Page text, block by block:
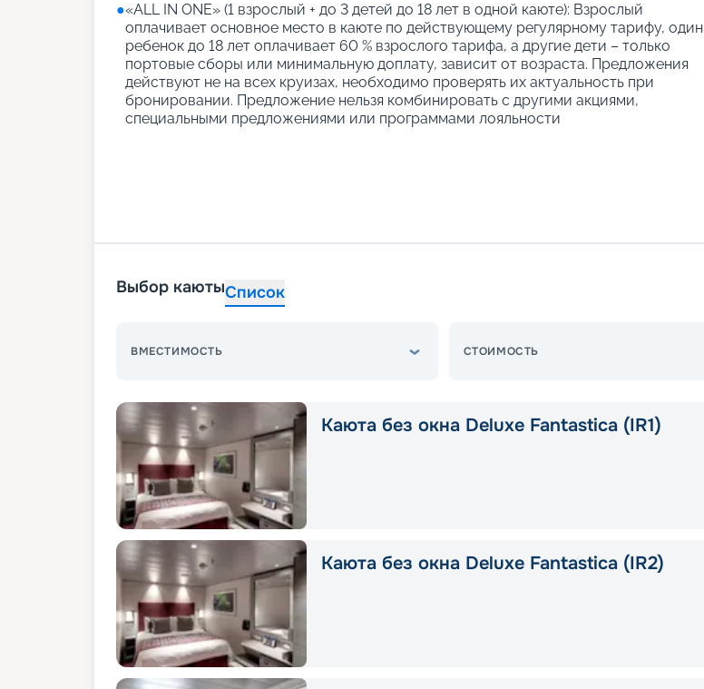
●«АLL IN ONE» (1 взрослый + до 3 детей до 18 лет в одной каюте): Взрослый
оплачивает основное место в каюте по действующему регулярному тарифу, один
ребенок до 18 лет оплачивает 60 % взрослого тарифа, а другие дети – только
портовые сборы или минимальную доплату, зависит от возраста. Предложения
действуют не на всех круизах, необходимо проверять их актуальность при
бронировании. Предложение нельзя комбинировать с другими акциями,
специальными предложениями или программами лояльности
Выбор каютыСписок
ВМЕСТИМОСТЬ СТОИМОСТЬ
Каюта без окна Deluxe Fantastica (IR1)
Каюта без окна Deluxe Fantastica (IR2)